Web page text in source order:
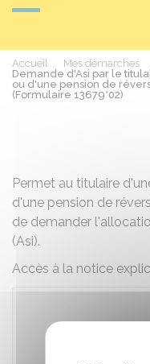
Accueil Mes démarches
Demande d'Asi par le
ou d'une pension de
(Formulaire 13679*02)
Permet au titulaire
d'une pension de
de demander
(Asi).
Accès à la notice